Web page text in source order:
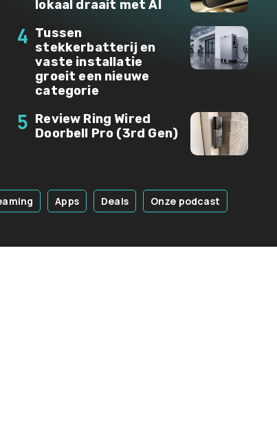
lokaal draait met AI
4 Tussen
stekkerbatterij en
vaste installatie
groeit een nieuwe
categorie
5 Review Ring Wired
Doorbell Pro (3rd Gen)
Apps Deals Onze podcast